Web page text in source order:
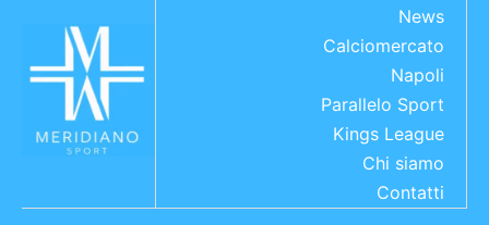
News
Calciomercato
Napoli
Parallelo Sport
Kings League
Chi siamo
Contatti